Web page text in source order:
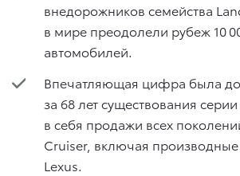
внедорожников семейства
в мире преодолели рубеж 10
автомобилей.
Впечатляющая цифра была
за 68 лет существования
в себя продажи всех
Cruiser, включая
Lexus.